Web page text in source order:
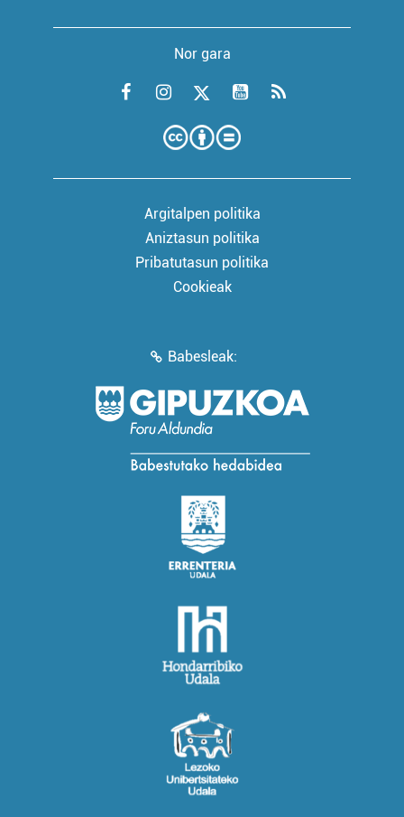
Nor gara
Argitalpen politika
Aniztasun politika
Pribatutasun politika
Cookieak
Babesleak: